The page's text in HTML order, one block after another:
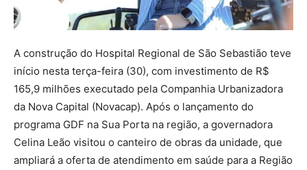
A construção do Hospital Regional de São Sebastião teve
início nesta terça-feira (30), com investimento de R$
165,9 milhões executado pela Companhia Urbanizadora
da Nova Capital (Novacap). Após o lançamento do
programa GDF na Sua Porta na região, a governadora
Celina Leão visitou o canteiro de obras da unidade, que
ampliará a oferta de atendimento em saúde para a Região